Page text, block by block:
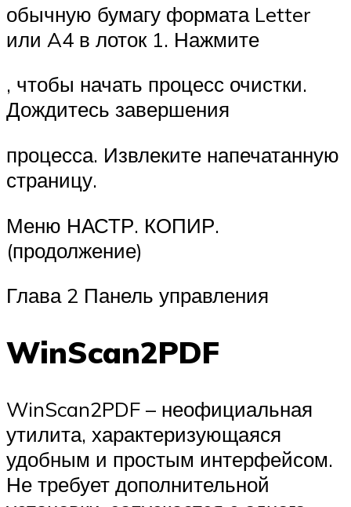
обычную бумагу формата Letter
или A4 в лоток 1. Нажмите
, чтобы начать процесс очистки.
Дождитесь завершения
процесса. Извлеките напечатанную
страницу.
Меню НАСТР. КОПИР.
(продолжение)
Глава 2 Панель управления
WinScan2PDF
WinScan2PDF – неофициальная
утилита, характеризующаяся
удобным и простым интерфейсом.
Не требует дополнительной